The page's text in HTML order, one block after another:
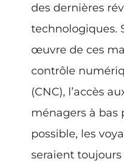
des dernières
technologiques.
œuvre de ces
contrôle
(CNC), l’accès
ménagers à bas
possible, les
seraient